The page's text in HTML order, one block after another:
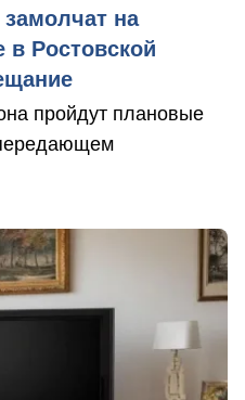
на
в Ростовской
пройдут плановые